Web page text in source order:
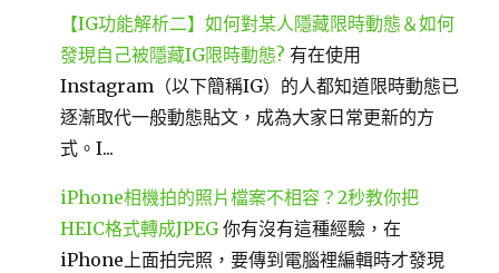
【IG功能解析二】如何對某人隱藏限時動態＆如何
發現自己被隱藏IG限時動態? 有在使用
Instagram（以下簡稱IG）的人都知道限時動態已
逐漸取代一般動態貼文，成為大家日常更新的方
式。I...
iPhone相機拍的照片檔案不相容？2秒教你把
HEIC格式轉成JPEG 你有沒有這種經驗，在
iPhone上面拍完照，要傳到電腦裡編輯時才發現